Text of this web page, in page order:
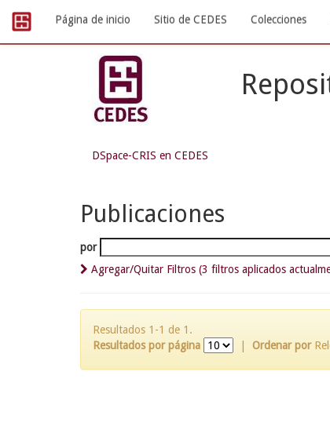
navigation
Página de inicio Sitio de CEDES Colecciones
DSpace-CRIS en CEDES
Publicaciones
por
Agregar/Quitar Filtros (3 filtros aplicados
Resultados 1-1 de 1.
Resultados por página
Ordenar por